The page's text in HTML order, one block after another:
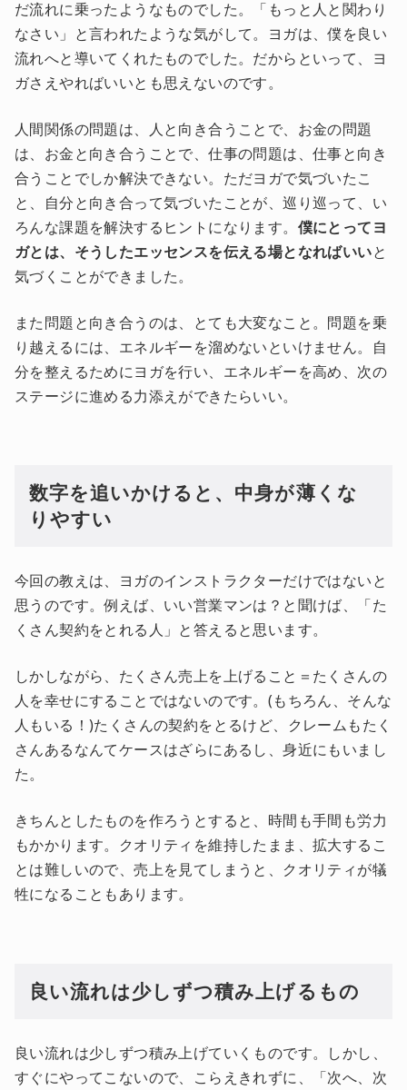
だ流れに乗ったようなものでした。「もっと人と関わり
なさい」と言われたような気がして。ヨガは、僕を良い
流れへと導いてくれたものでした。だからといって、ヨ
ガさえやればいいとも思えないのです。
人間関係の問題は、人と向き合うことで、お金の問題
は、お金と向き合うことで、仕事の問題は、仕事と向き
合うことでしか解決できない。ただヨガで気づいたこ
と、自分と向き合って気づいたことが、巡り巡って、い
ろんな課題を解決するヒントになります。 僕にとってヨ
ガとは、そうしたエッセンスを伝える場となればいいと
気づくことができました。
また問題と向き合うのは、とても大変なこと。問題を乗
り越えるには、エネルギーを溜めないといけません。自
分を整えるためにヨガを行い、エネルギーを高め、次の
ステージに進める力添えができたらいい。
数字を追いかけると、中身が薄くな
りやすい
今回の教えは、ヨガのインストラクターだけではないと
思うのです。例えば、いい営業マンは？と聞けば、「た
くさん契約をとれる人」と答えると思います。
しかしながら、たくさん売上を上げること＝たくさんの
人を幸せにすることではないのです。(もちろん、そんな
人もいる！)たくさんの契約をとるけど、クレームもたく
さんあるなんてケースはざらにあるし、身近にもいまし
た。
きちんとしたものを作ろうとすると、時間も手間も労力
もかかります。クオリティを維持したまま、拡大するこ
とは難しいので、売上を見てしまうと、クオリティが犠
牲になることもあります。
良い流れは少しずつ積み上げるもの
良い流れは少しずつ積み上げていくものです。しかし、
すぐにやってこないので、こらえきれずに、「次へ、次